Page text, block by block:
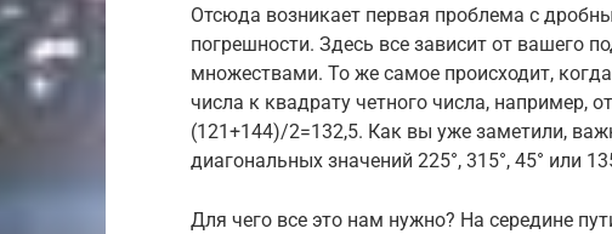
Отсюда возникает первая проблема с
погрешности. Здесь все зависит от вашего
множествами. То же самое происходит,
числа к квадрату четного числа, например,
(121+144)/2=132,5. Как вы уже заметили,
диагональных значений 225°, 315°, 45° или
Для чего все это нам нужно? На середине